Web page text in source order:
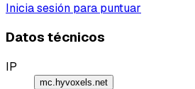
Inicia sesión para puntuar
Datos técnicos
IP
mc.hyvoxels.net
Mensaje